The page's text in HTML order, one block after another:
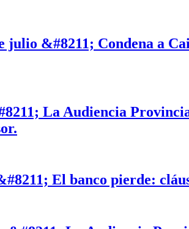
julio &#8211; Condena a
La Audiencia
El banco pierde: